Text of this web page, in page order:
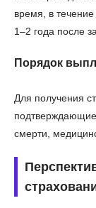
время, в
1–2 года после
Порядок
Для получения
подтверждающие
смерти,